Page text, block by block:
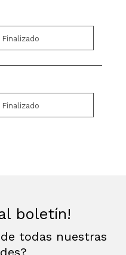
Finalizado
Finalizado
boletín!
todas nuestras